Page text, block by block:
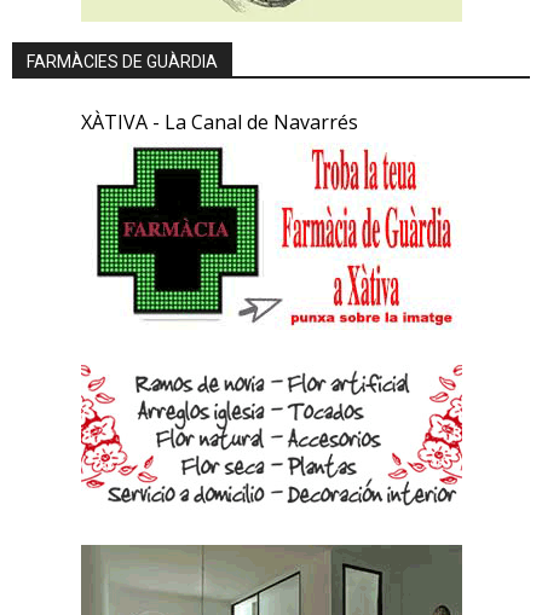
FARMÀCIES DE GUÀRDIA
XÀTIVA - La Canal de Navarrés